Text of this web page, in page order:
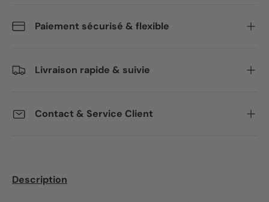
Paiement sécurisé & flexible
Livraison rapide & suivie
Contact & Service Client
Description